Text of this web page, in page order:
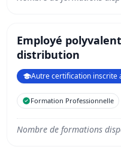
Employé
distribution
Autre certification inscrite
Formation Professionnelle
Nombre de formations